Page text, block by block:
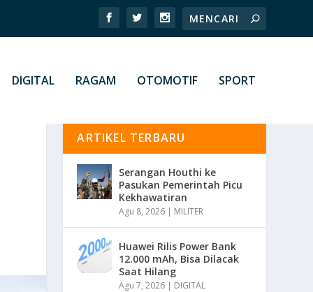
DIGITAL RAGAM OTOMOTIF SPORT
ARTIKEL TERBARU
Serangan Houthi ke
Pasukan Pemerintah Picu
Kekhawatiran
Agu 8, 2026 | MILITER
Huawei Rilis Power Bank
12.000 mAh, Bisa Dilacak
Saat Hilang
Agu 7, 2026 | DIGITAL